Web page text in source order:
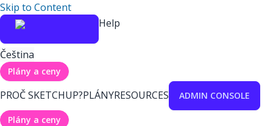
Skip to Content
Help
Čeština
Plány a ceny
PROČ SKETCHUP?PLÁNYRESOURCES ADMIN CONSOLE
Plány a ceny